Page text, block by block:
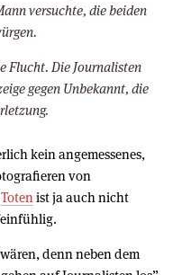
versuchte, die beiden
Flucht. Die Journalisten
gegen Unbekannt, die
kein angemessenes,
von
Toten ist ja auch nicht
denn neben dem